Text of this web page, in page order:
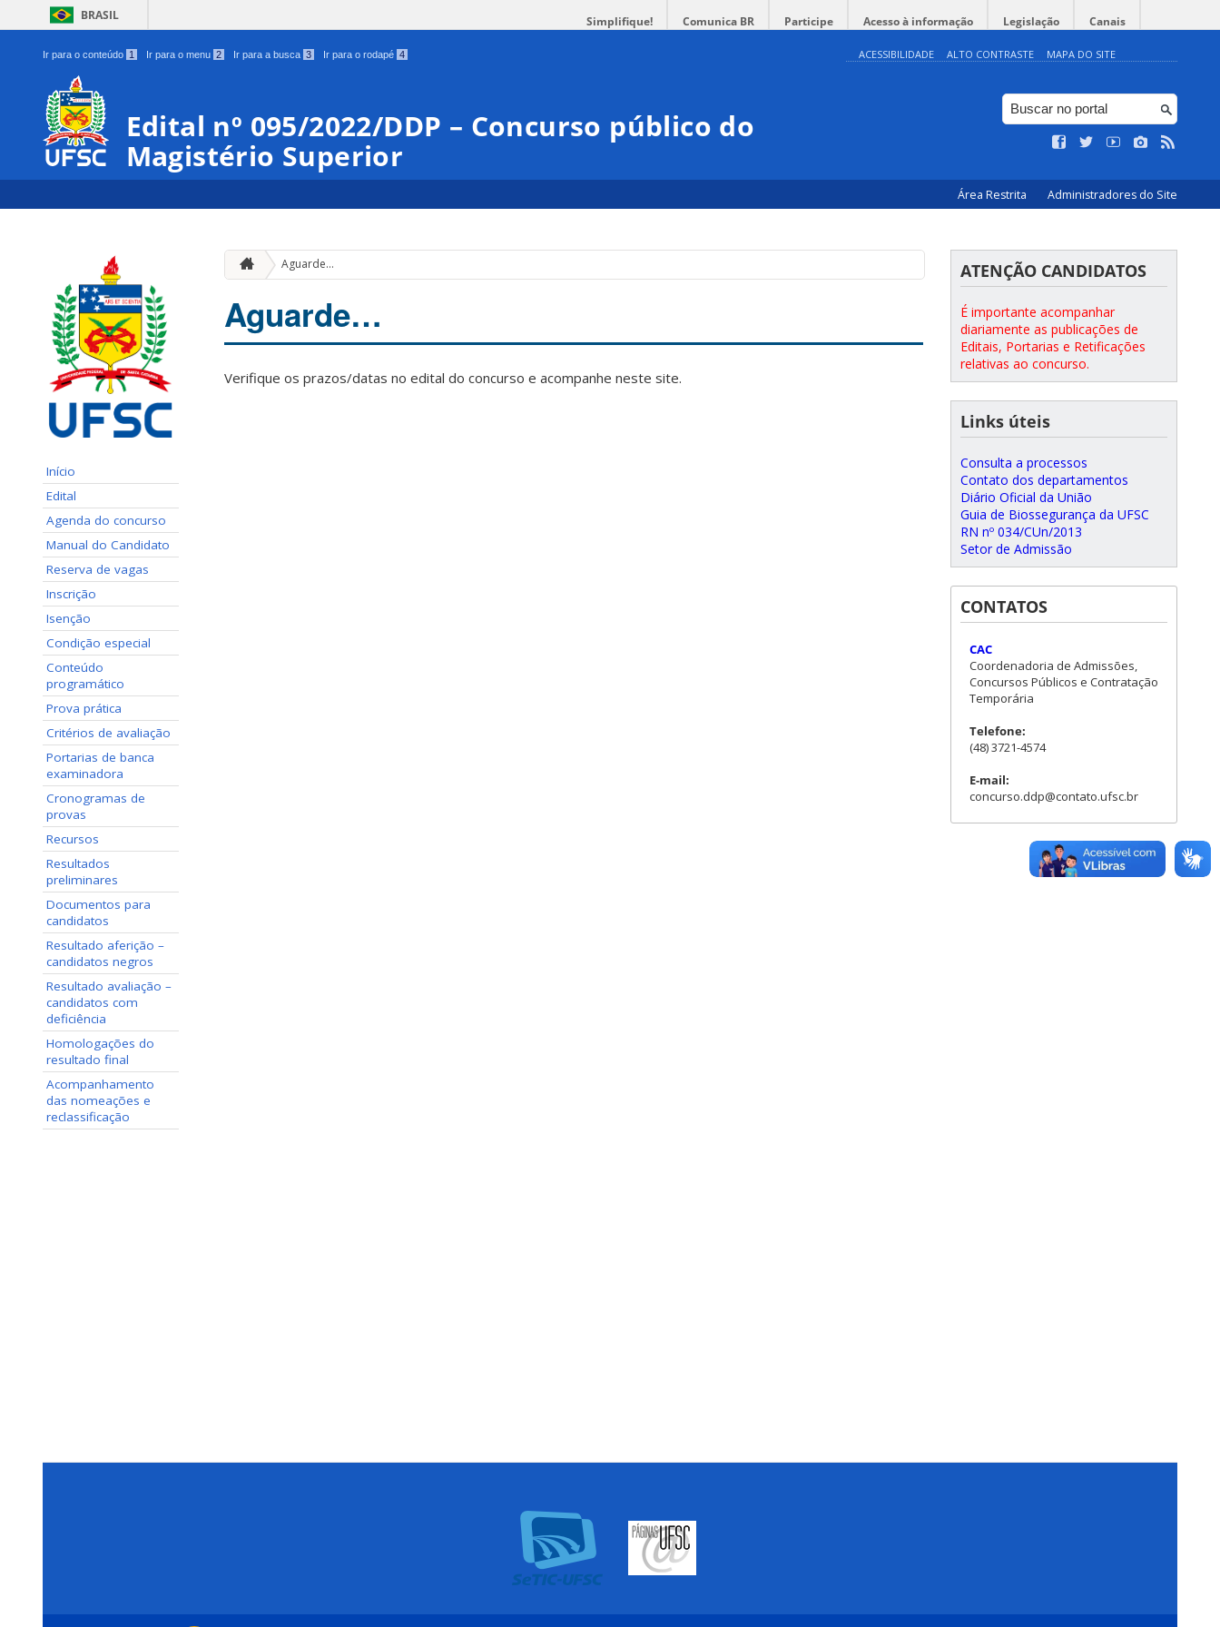
BRASIL Simplifique! Comunica BR Participe Acesso à informação Legislação Canais
Ir para o conteúdo 1 Ir para o menu 2 Ir para a busca 3 Ir para o rodapé 4 ACESSIBILIDADE ALTO CONTRASTE MAPA DO SITE
Edital nº 095/2022/DDP – Concurso público do
Magistério Superior
Área Restrita Administradores do Site
Início
Edital
Agenda do concurso
Manual do Candidato
Reserva de vagas
Inscrição
Isenção
Condição especial
Conteúdo
programático
Prova prática
Critérios de avaliação
Portarias de banca
examinadora
Cronogramas de
provas
Recursos
Resultados
preliminares
Documentos para
candidatos
Resultado aferição –
candidatos negros
Resultado avaliação –
candidatos com
deficiência
Homologações do
resultado final
Acompanhamento
das nomeações e
reclassificação
Aguarde…
Aguarde…
Verifique os prazos/datas no edital do concurso e acompanhe neste site.
ATENÇÃO CANDIDATOS
É importante acompanhar
diariamente as publicações de
Editais, Portarias e Retificações
relativas ao concurso.
Links úteis
Consulta a processos
Contato dos departamentos
Diário Oficial da União
Guia de Biossegurança da UFSC
RN nº 034/CUn/2013
Setor de Admissão
CONTATOS
CAC
Coordenadoria de Admissões,
Concursos Públicos e Contratação
Temporária
Telefone:
(48) 3721-4574
E-mail:
concurso.ddp@contato.ufsc.br